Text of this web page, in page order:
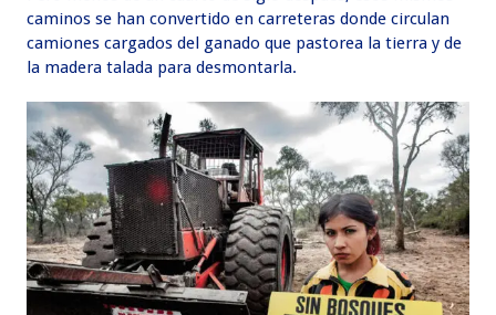
caminos se han convertido en carreteras donde circulan
camiones cargados del ganado que pastorea la tierra y de
la madera talada para desmontarla.